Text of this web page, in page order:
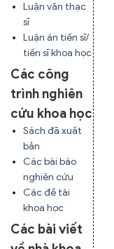
Luận văn thạc
sĩ
Luận án tiến sĩ/
tiến sĩ khoa học
Các công
trình nghiên
cứu khoa học
Sách đã xuất
bản
Các bài báo
nghiên cứu
Các đề tài
khoa học
Các bài viết